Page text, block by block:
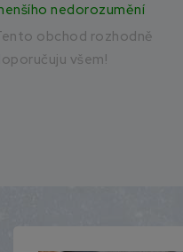
nedorozumění
obchod rozhodně
všem!